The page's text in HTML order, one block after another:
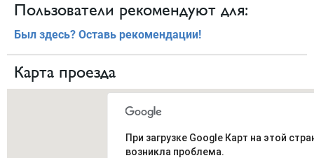
Пользователи рекомендуют для:
Был здесь? Оставь рекомендации!
Карта проезда
При загрузке Google Карт на этой
возникла проблема.